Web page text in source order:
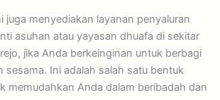
juga menyediakan layanan penyaluran
asuhan atau yayasan dhuafa di sekitar
jika Anda berkeinginan untuk berbagi
sesama. Ini adalah salah satu bentuk
memudahkan Anda dalam beribadah dan